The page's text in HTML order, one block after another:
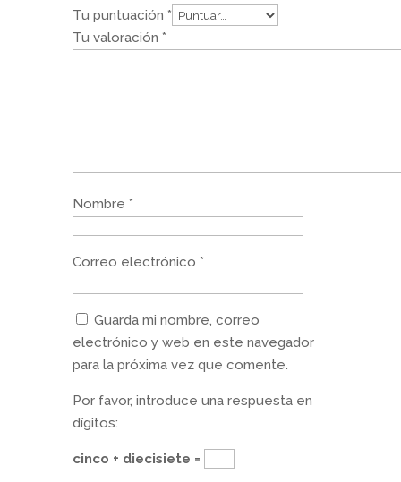
Tu puntuación *
Tu valoración *
Nombre *
Correo electrónico *
Guarda mi nombre, correo
electrónico y web en este navegador
para la próxima vez que comente.
Por favor, introduce una respuesta en
dígitos:
cinco + diecisiete =